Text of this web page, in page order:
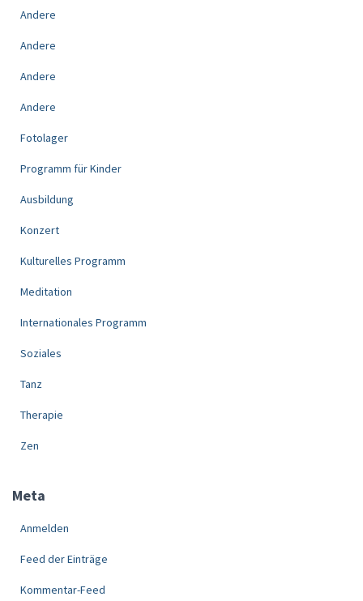
Andere
Andere
Andere
Andere
Fotolager
Programm für Kinder
Ausbildung
Konzert
Kulturelles Programm
Meditation
Internationales Programm
Soziales
Tanz
Therapie
Zen
Meta
Anmelden
Feed der Einträge
Kommentar-Feed